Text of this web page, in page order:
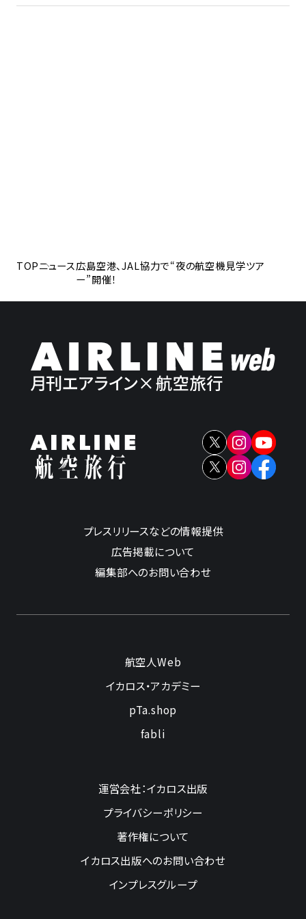
TOPニュース広島空港、JAL協力で“夜の航空機見学ツア
ー”開催！
プレスリリースなどの情報提供
広告掲載について
編集部へのお問い合わせ
航空人Web
イカロス・アカデミー
pTa.shop
fabli
運営会社：イカロス出版
プライバシーポリシー
著作権について
イカロス出版へのお問い合わせ
インプレスグループ